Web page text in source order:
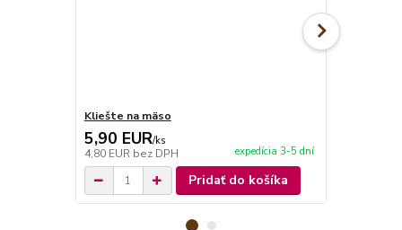
Kliešte na mäso
5,90 EUR/ks
4,80 EUR bez DPH expedícia 3-5 dní
Pridať do košíka